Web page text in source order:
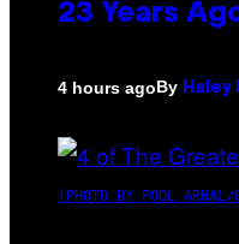
23 Years
4 hours agoBy Haley
(PHOTO BY POOL